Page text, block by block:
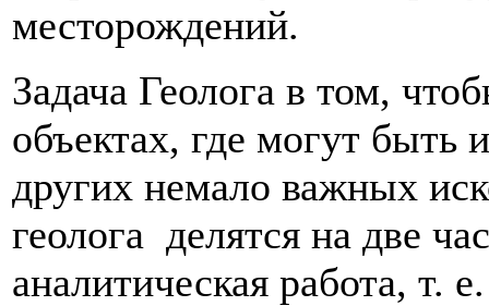
месторождений.
Задача Геолога в том,
объектах, где могут быть
других немало важных
геолога делятся на две
аналитическая работа, т.